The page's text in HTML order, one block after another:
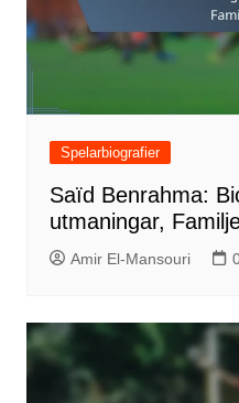
Spelarbiografier
Saïd Benrahma:
utmaningar,
Amir El-Mansouri